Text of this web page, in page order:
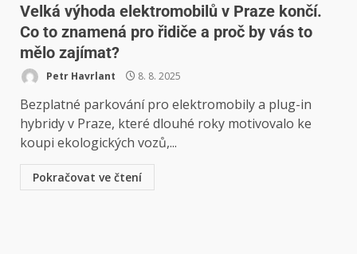
Velká výhoda elektromobilů v Praze končí.
Co to znamená pro řidiče a proč by vás to
mělo zajímat?
Petr Havrlant 8. 8. 2025
Bezplatné parkování pro elektromobily a plug-in
hybridy v Praze, které dlouhé roky motivovalo ke
koupi ekologických vozů,...
Pokračovat ve čtení